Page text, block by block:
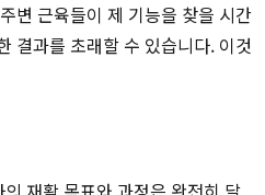
변 근육들이 제 기능을 찾을 시간
결과를 초래할 수 있습니다. 이것